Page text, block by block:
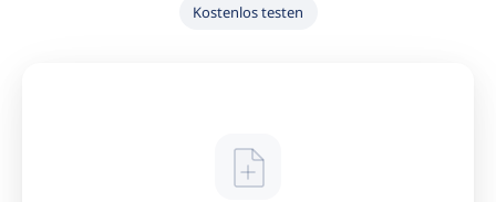
suchen...
Kostenlos testen